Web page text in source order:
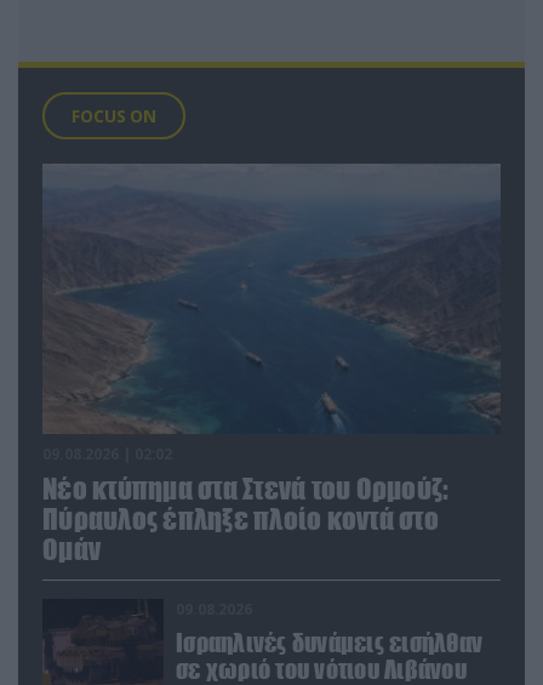
FOCUS ON
Νέο κτύπημα στα Στενά του Ορμούζ:
Πύραυλος έπληξε πλοίο κοντά στο
Ομάν
Ισραηλινές δυνάμεις εισήλθαν
σε χωριό του νότιου Λιβάνου